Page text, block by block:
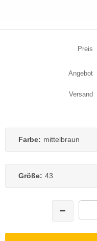
Preis
Angebot
Versand
Farbe: mittelbraun
Größe: 43